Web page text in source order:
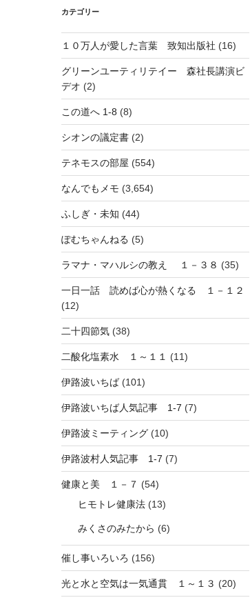
カテゴリー
１０万人が愛した言葉 致知出版社 (16)
グリーンユーティリテイー 森社長講演ビ
デオ (2)
この道へ 1-8 (8)
シオンの議定書 (2)
テネモスの部屋 (554)
なんでもメモ (3,654)
ふしぎ・未知 (44)
ぽむちゃんねる (5)
ラマナ・マハルシの教え １－３８ (35)
一日一話 読めば心が熱くなる １－１２
(12)
二十四節気 (38)
二酸化塩素水 １～１１ (11)
伊路波いちば (101)
伊路波いちば人気記事 1-7 (7)
伊路波ミーティング (10)
伊路波村人気記事 1-7 (7)
健康と美 １－７ (54)
ヒモトレ健康法 (13)
みくさのみたから (6)
催し事いろいろ (156)
光と水と空気は一気通貫 １～１３ (20)